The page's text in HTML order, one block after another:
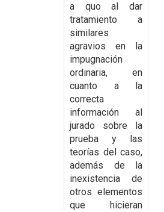
a quo al dar
tratamiento a
similares
agravios en la
impugnación
ordinaria, en
cuanto a la
correcta
información al
jurado sobre la
prueba y las
teorías del caso,
además de la
inexistencia de
otros elementos
que hicieran